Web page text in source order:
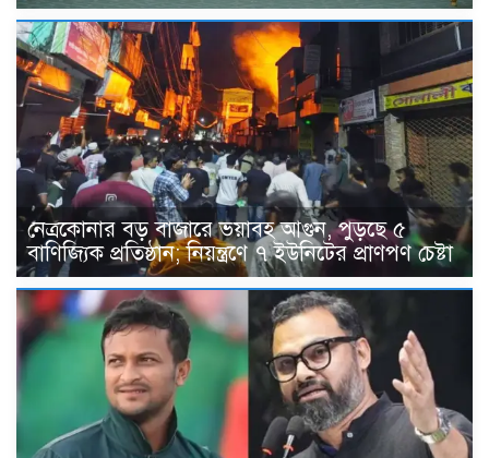
নেত্রকোনার বড় বাজারে ভয়াবহ আগুন, পুড়ছে ৫
বাণিজ্যিক প্রতিষ্ঠান; নিয়ন্ত্রণে ৭ ইউনিটের প্রাণপণ চেষ্টা